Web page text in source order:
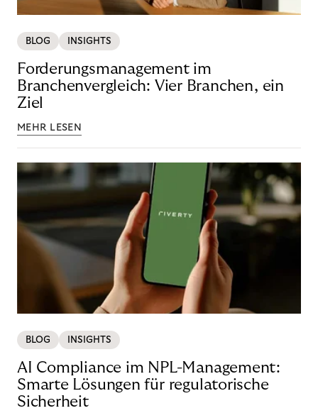
BLOG INSIGHTS
Forderungsmanagement im
Branchenvergleich: Vier Branchen, ein
Ziel
MEHR LESEN
BLOG INSIGHTS
AI Compliance im NPL-Management:
Smarte Lösungen für regulatorische
Sicherheit